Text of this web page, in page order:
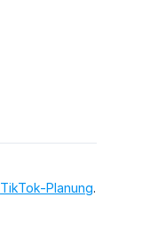
TikTok-Planung.